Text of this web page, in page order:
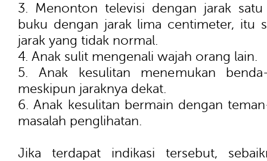
3. Menonton televisi dengan jarak
buku dengan jarak lima centimeter, itu
jarak yang tidak normal.
4. Anak sulit mengenali wajah orang lain.
5. Anak kesulitan menemukan
meskipun jaraknya dekat.
6. Anak kesulitan bermain dengan
masalah penglihatan.
Jika terdapat indikasi tersebut,